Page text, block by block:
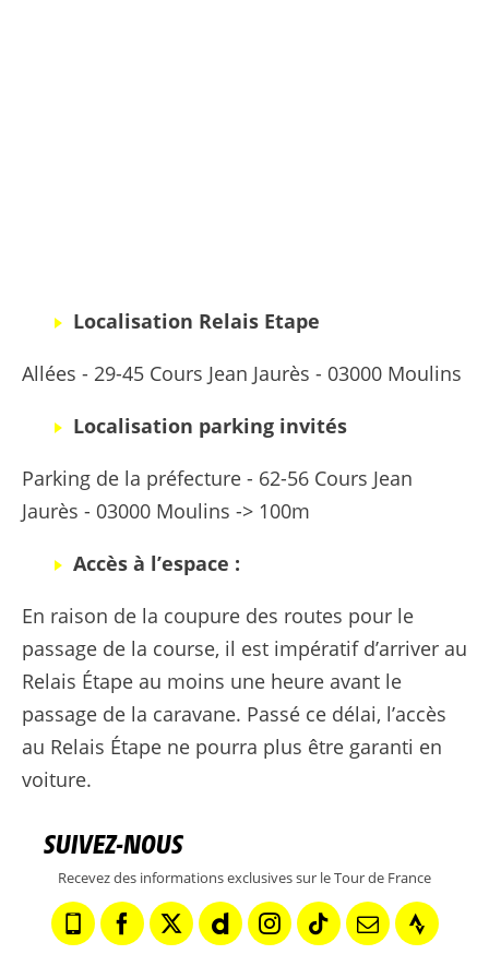
Localisation Relais Etape
Allées - 29-45 Cours Jean Jaurès - 03000 Moulins
Localisation parking invités
Parking de la préfecture - 62-56 Cours Jean
Jaurès - 03000 Moulins -> 100m
Accès à l’espace :
En raison de la coupure des routes pour le
passage de la course, il est impératif d’arriver au
Relais Étape au moins une heure avant le
passage de la caravane. Passé ce délai, l’accès
au Relais Étape ne pourra plus être garanti en
voiture.
SUIVEZ-NOUS
Recevez des informations exclusives sur le Tour de France